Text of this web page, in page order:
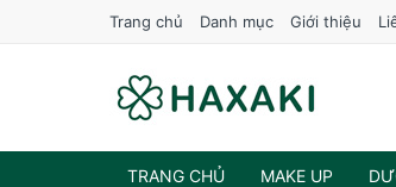
Trang chủ Danh mục Giới thiệu
TRANG CHỦ MAKE UP